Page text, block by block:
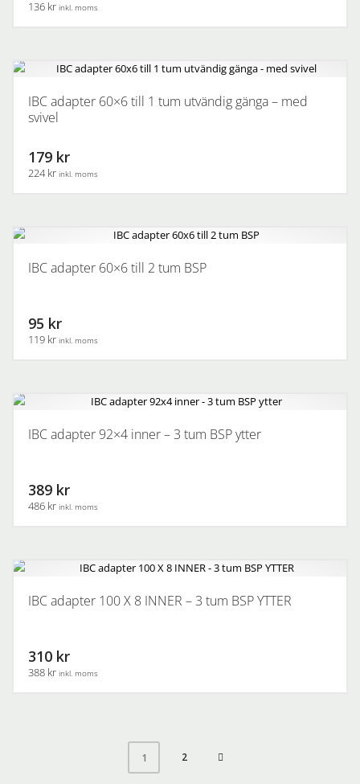
136 kr inkl. moms
IBC adapter 60×6 till 1 tum utvändig gänga – med
svivel
179 kr
224 kr inkl. moms
IBC adapter 60×6 till 2 tum BSP
95 kr
119 kr inkl. moms
IBC adapter 92×4 inner – 3 tum BSP ytter
389 kr
486 kr inkl. moms
IBC adapter 100 X 8 INNER – 3 tum BSP YTTER
310 kr
388 kr inkl. moms
1 2